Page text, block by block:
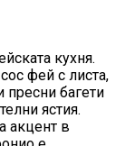
кухня.
фей с листа,
пресни багети
ястия.
акцент в